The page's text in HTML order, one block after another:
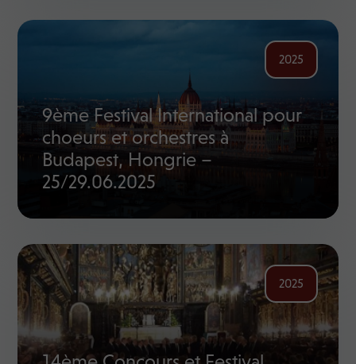
2025
9ème Festival International pour
choeurs et orchestres à
Budapest, Hongrie –
25/29.06.2025
2025